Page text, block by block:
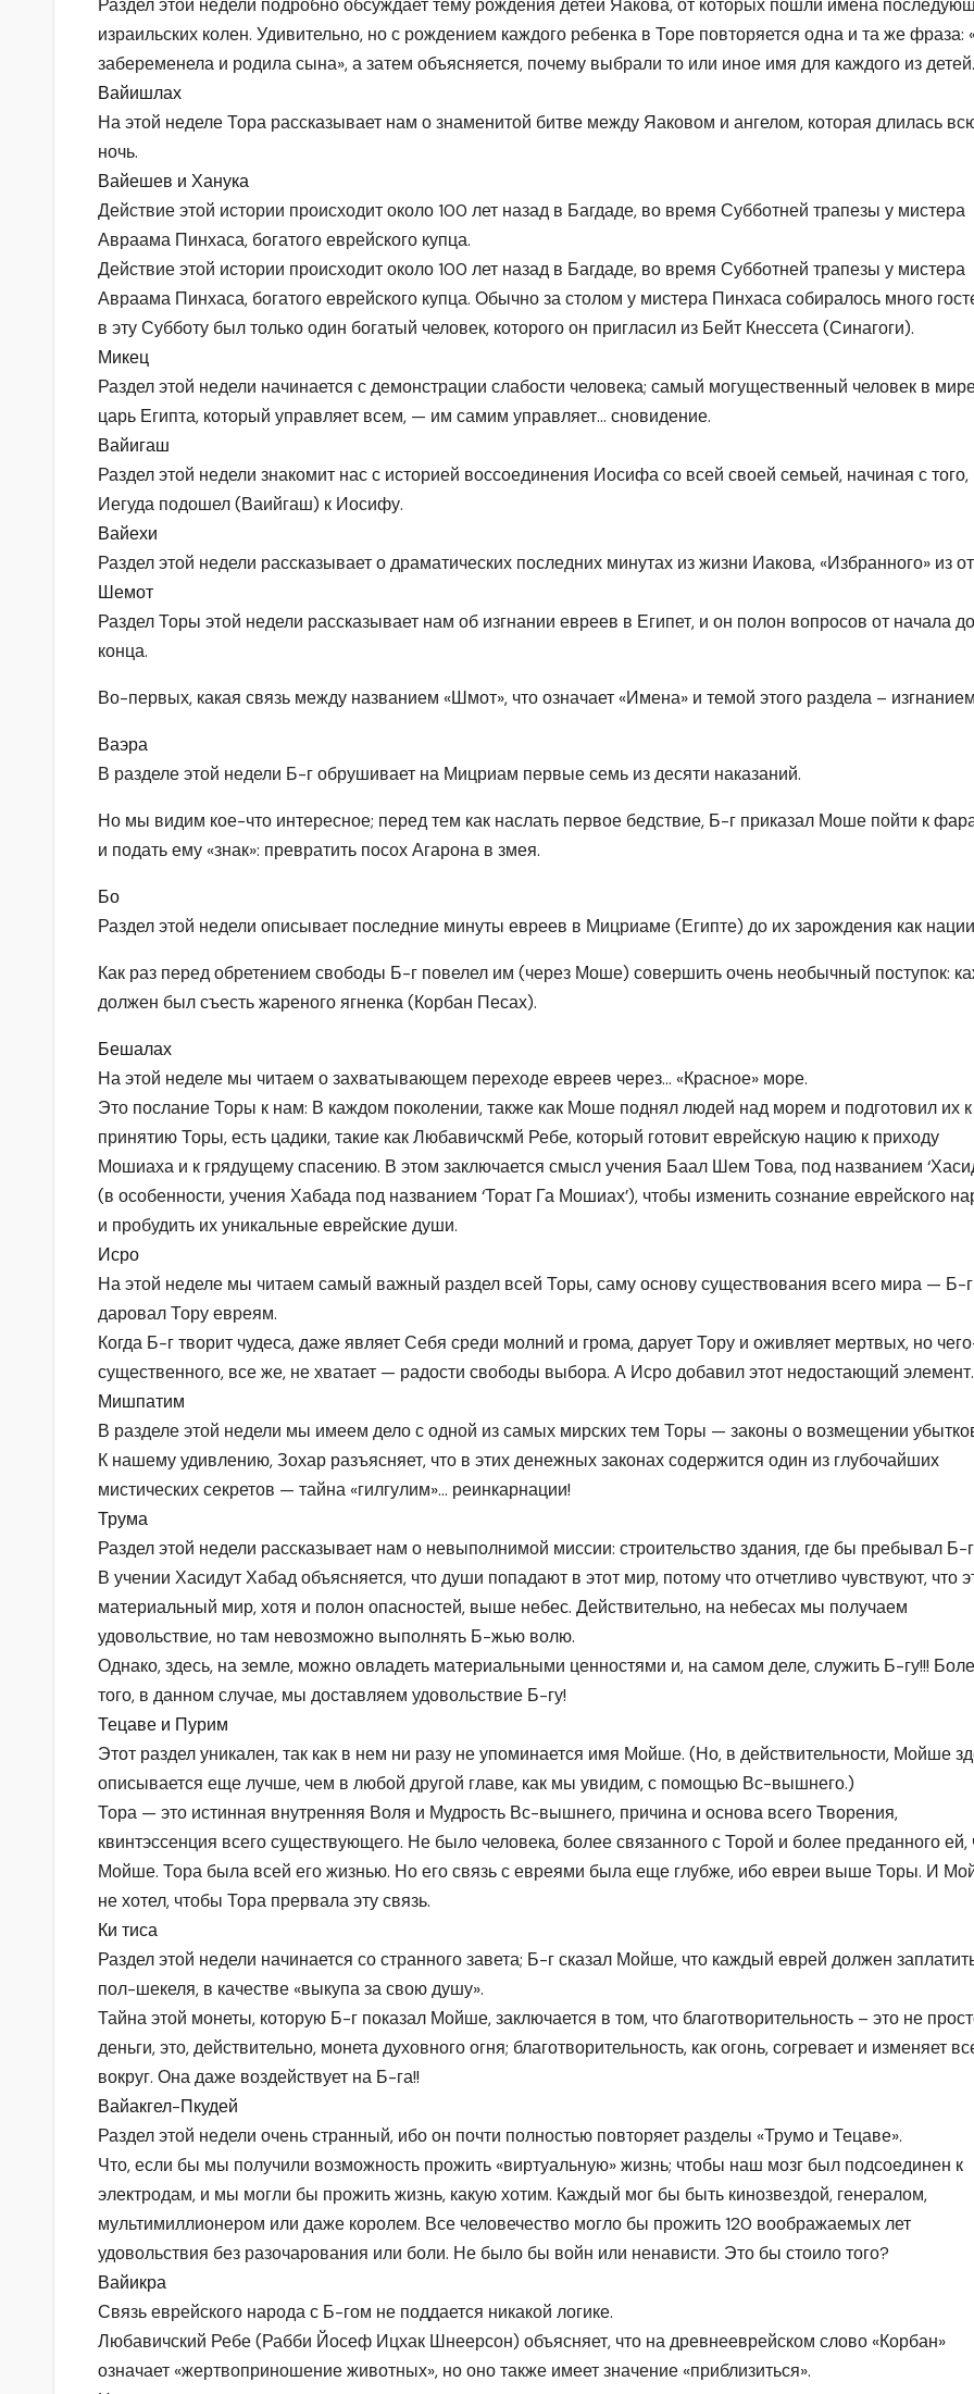
Раздел этой недели подробно обсуждает тему рождения детей Яакова, от которых пошли имена
израильских колен. Удивительно, но с рождением каждого ребенка в Торе повторяется одна и та же фраза:
забеременела и родила сына», а затем объясняется, почему выбрали то или иное имя для каждого из детей.
Вайишлах
На этой неделе Тора рассказывает нам о знаменитой битве между Яаковом и ангелом, которая длилась
ночь.
Вайешев и Ханука
Действие этой истории происходит около 100 лет назад в Багдаде, во время Субботней трапезы у мистера
Авраама Пинхаса, богатого еврейского купца.
Действие этой истории происходит около 100 лет назад в Багдаде, во время Субботней трапезы у мистера
Авраама Пинхаса, богатого еврейского купца. Обычно за столом у мистера Пинхаса собиралось много
в эту Субботу был только один богатый человек, которого он пригласил из Бейт Кнессета (Синагоги).
Микец
Раздел этой недели начинается с демонстрации слабости человека; самый могущественный человек в
царь Египта, который управляет всем, — им самим управляет… сновидение.
Вайигаш
Раздел этой недели знакомит нас с историей воссоединения Иосифа со всей своей семьей, начиная с того,
Иегуда подошел (Ваийгаш) к Иосифу.
Вайехи
Раздел этой недели рассказывает о драматических последних минутах из жизни Иакова, «Избранного» из
Шемот
Раздел Торы этой недели рассказывает нам об изгнании евреев в Египет, и он полон вопросов от начала до
конца.
Во-первых, какая связь между названием «Шмот», что означает «Имена» и темой этого раздела –
Ваэра
В разделе этой недели Б-г обрушивает на Мицриам первые семь из десяти наказаний.
Но мы видим кое-что интересное; перед тем как наслать первое бедствие, Б-г приказал Моше пойти к
и подать ему «знак»: превратить посох Агарона в змея.
Бо
Раздел этой недели описывает последние минуты евреев в Мицриаме (Египте) до их зарождения как
Как раз перед обретением свободы Б-г повелел им (через Моше) совершить очень необычный поступок:
должен был съесть жареного ягненка (Корбан Песах).
Бешалах
На этой неделе мы читаем о захватывающем переходе евреев через… «Красное» море.
Это послание Торы к нам: В каждом поколении, также как Моше поднял людей над морем и подготовил их к
принятию Торы, есть цадики, такие как Любавичскмй Ребе, который готовит еврейскую нацию к приходу
Мошиаха и к грядущему спасению. В этом заключается смысл учения Баал Шем Това, под названием
(в особенности, учения Хабада под названием ‘Торат Га Мошиах’), чтобы изменить сознание еврейского
и пробудить их уникальные еврейские души.
Исро
На этой неделе мы читаем самый важный раздел всей Торы, саму основу существования всего мира — Б-г
даровал Тору евреям.
Когда Б-г творит чудеса, даже являет Себя среди молний и грома, дарует Тору и оживляет мертвых, но
существенного, все же, не хватает — радости свободы выбора. А Исро добавил этот недостающий элемент.
Мишпатим
В разделе этой недели мы имеем дело с одной из самых мирских тем Торы — законы о возмещении
К нашему удивлению, Зохар разъясняет, что в этих денежных законах содержится один из глубочайших
мистических секретов — тайна «гилгулим»… реинкарнации!
Трума
Раздел этой недели рассказывает нам о невыполнимой миссии: строительство здания, где бы пребывал Б-
В учении Хасидут Хабад объясняется, что души попадают в этот мир, потому что отчетливо чувствуют, что
материальный мир, хотя и полон опасностей, выше небес. Действительно, на небесах мы получаем
удовольствие, но там невозможно выполнять Б-жью волю.
Однако, здесь, на земле, можно овладеть материальными ценностями и, на самом деле, служить Б-гу!!!
того, в данном случае, мы доставляем удовольствие Б-гу!
Тецаве и Пурим
Этот раздел уникален, так как в нем ни разу не упоминается имя Мойше. (Но, в действительности, Мойше
описывается еще лучше, чем в любой другой главе, как мы увидим, с помощью Вс-вышнего.)
Тора — это истинная внутренняя Воля и Мудрость Вс-вышнего, причина и основа всего Творения,
квинтэссенция всего существующего. Не было человека, более связанного с Торой и более преданного ей,
Мойше. Тора была всей его жизнью. Но его связь с евреями была еще глубже, ибо евреи выше Торы. И
не хотел, чтобы Тора прервала эту связь.
Ки тиса
Раздел этой недели начинается со странного завета; Б-г сказал Мойше, что каждый еврей должен
пол-шекеля, в качестве «выкупа за свою душу».
Тайна этой монеты, которую Б-г показал Мойше, заключается в том, что благотворительность – это не
деньги, это, действительно, монета духовного огня; благотворительность, как огонь, согревает и изменяет
вокруг. Она даже воздействует на Б-га!!
Вайакгел-Пкудей
Раздел этой недели очень странный, ибо он почти полностью повторяет разделы «Трумо и Тецаве».
Что, если бы мы получили возможность прожить «виртуальную» жизнь; чтобы наш мозг был подсоединен к
электродам, и мы могли бы прожить жизнь, какую хотим. Каждый мог бы быть кинозвездой, генералом,
мультимиллионером или даже королем. Все человечество могло бы прожить 120 воображаемых лет
удовольствия без разочарования или боли. Не было бы войн или ненависти. Это бы стоило того?
Вайикра
Связь еврейского народа с Б-гом не поддается никакой логике.
Любавичский Ребе (Рабби Йосеф Ицхак Шнеерсон) объясняет, что на древнееврейском слово «Корбан»
означает «жертвоприношение животных», но оно также имеет значение «приблизиться».